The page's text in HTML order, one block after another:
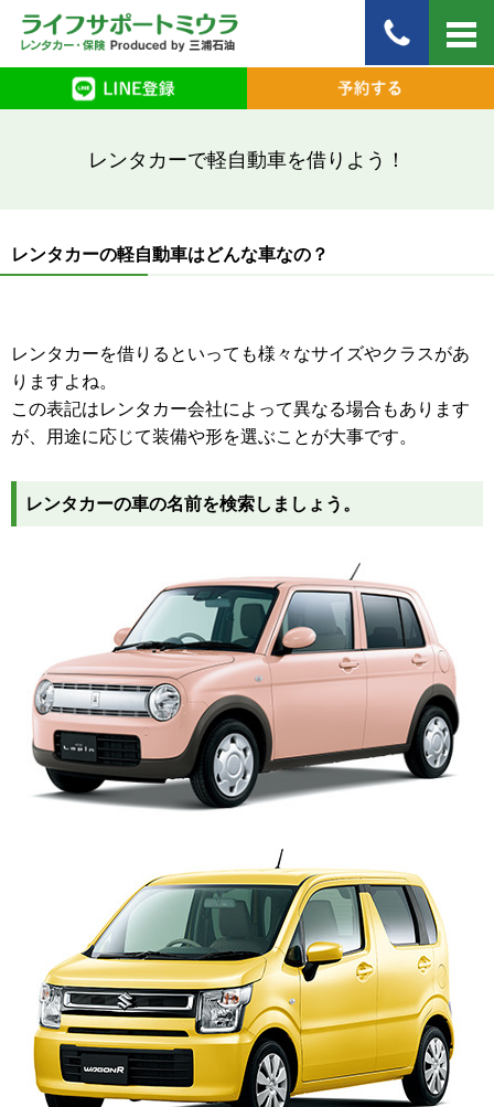
レンタカーで軽自動車を借りよう！
レンタカーの軽自動車はどんな車なの？
レンタカーを借りるといっても様々なサイズやクラスがあ
りますよね。
この表記はレンタカー会社によって異なる場合もあります
が、用途に応じて装備や形を選ぶことが大事です。
レンタカーの車の名前を検索しましょう。